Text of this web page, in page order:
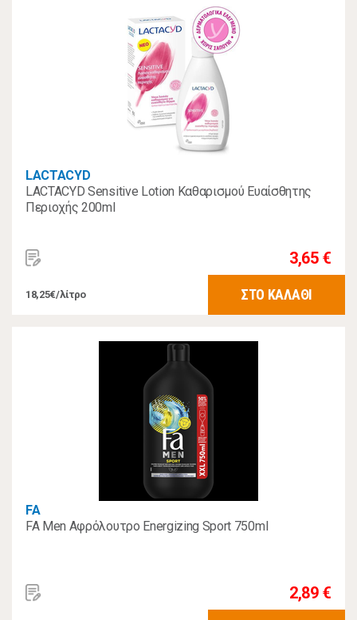
LACTACYD
LACTACYD Sensitive Lotion Καθαρισμού Ευαίσθητης
Περιοχής 200ml
3,65 €
18,25€/λίτρο ΣΤΟ ΚΑΛΑΘΙ
FA
FA Men Αφρόλουτρο Energizing Sport 750ml
2,89 €